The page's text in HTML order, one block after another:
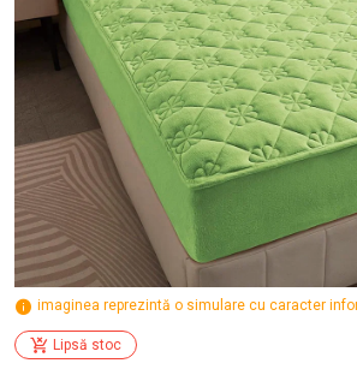
imaginea reprezintă o simulare cu caracter
Lipsă stoc